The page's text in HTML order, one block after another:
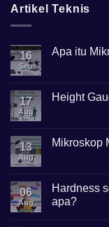
Artikel Teknis
16
Sep
Apa itu
Apa
itu
17
Aug
Height
Height
Gauge
13
Aug
Mikroskop
Mikroskop
Metalurgi
Apa
06
Aug
Hardness
apa?